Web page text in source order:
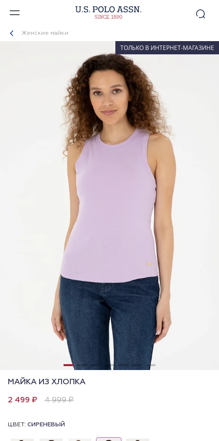
Женские майки
ТОЛЬКО В ИНТЕРНЕТ-МАГАЗИНЕ
МАЙКА ИЗ ХЛОПКА
2 499 ₽ 4 999 ₽
ЦВЕТ: СИРЕНЕВЫЙ